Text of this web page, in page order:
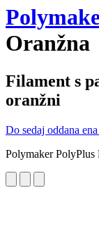
Oranžna
Filament s
oranžni
Do sedaj oddana
Polymaker PolyPlus